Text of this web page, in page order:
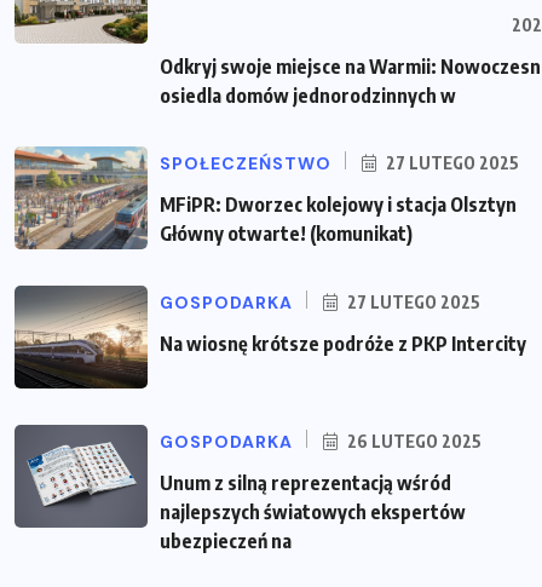
Odkryj swoje miejsce na Warmii:
osiedla domów jednorodzinnych w
SPOŁECZEŃSTWO 27 LUTEGO 2025
MFiPR: Dworzec kolejowy i stacja Olsztyn
Główny otwarte! (komunikat)
GOSPODARKA 27 LUTEGO 2025
Na wiosnę krótsze podróże z PKP Intercity
GOSPODARKA 26 LUTEGO 2025
Unum z silną reprezentacją wśród
najlepszych światowych ekspertów
ubezpieczeń na